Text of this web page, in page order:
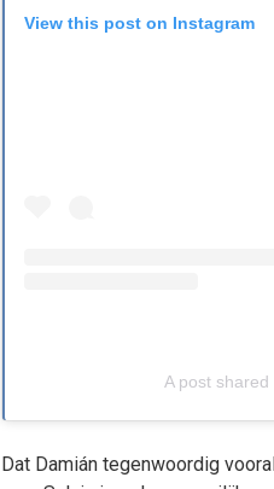
View this post on Instagram
A post
Dat Damián tegenwoordig